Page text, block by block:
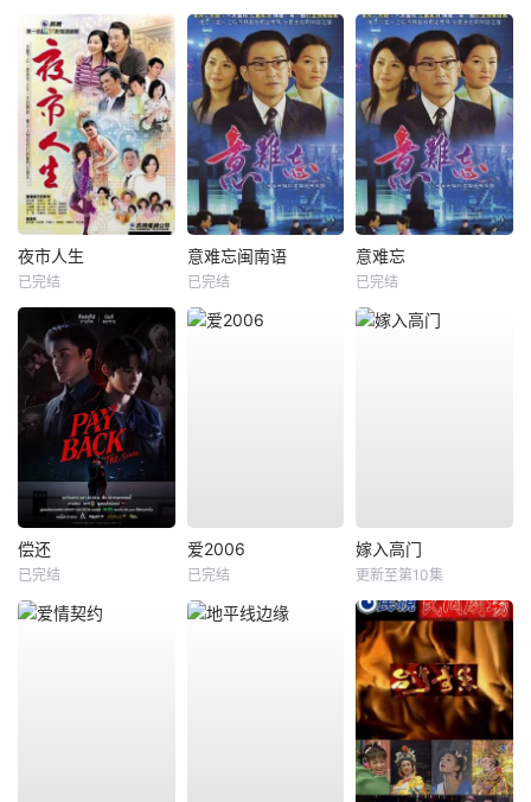
夜市人生
已完结
意难忘闽南语
已完结
意难忘
已完结
偿还
已完结
爱2006
已完结
嫁入高门
更新至第10集